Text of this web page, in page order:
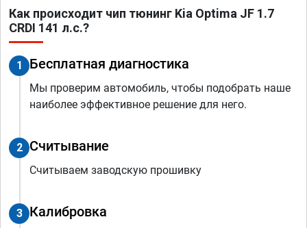
Как происходит чип тюнинг Kia Optima JF 1.7
CRDI 141 л.с.?
1 Бесплатная диагностика
Мы проверим автомобиль, чтобы подобрать наше
наиболее эффективное решение для него.
2 Считывание
Считываем заводскую прошивку
3 Калибровка